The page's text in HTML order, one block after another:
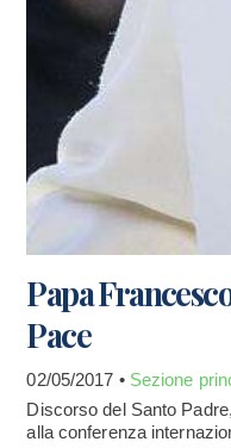
Papa
Pace
02/05/2017 • Sezione
Discorso del Santo
alla conferenza